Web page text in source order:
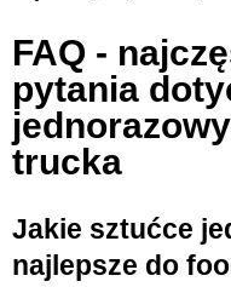
FAQ -
pytania
trucka
Jakie sztućce
najlepsze do